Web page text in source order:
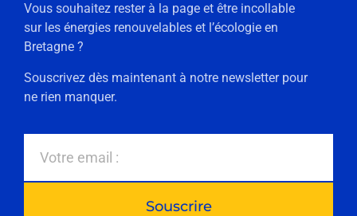
Vous souhaitez rester à la page et être incollable
sur les énergies renouvelables et l’écologie en
Bretagne ?
Souscrivez dès maintenant à notre newsletter pour
ne rien manquer.
Souscrire